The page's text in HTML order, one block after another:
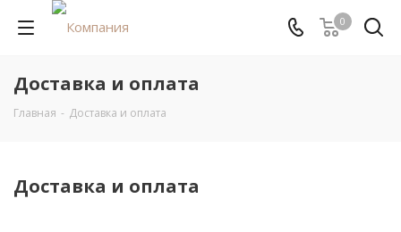
0
Доставка и оплата
Главная - Доставка и оплата
Доставка и оплата